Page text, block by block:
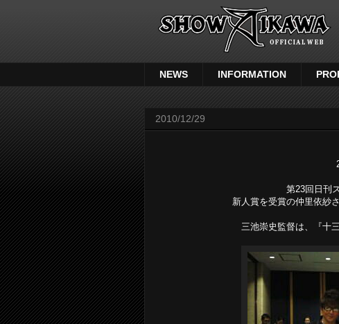
NEWS INFORMATION
2010/12/29
第23回日刊
新人賞を受賞の仲里依紗
三池崇史監督は、『十